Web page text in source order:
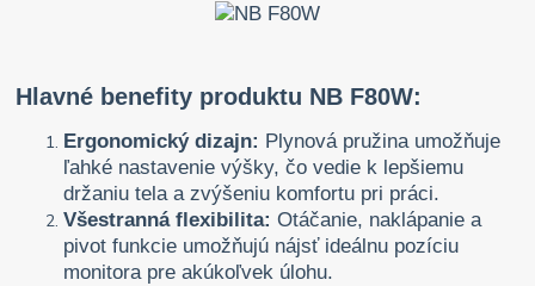
Hlavné benefity produktu NB F80W:
Ergonomický dizajn: Plynová pružina umožňuje
ľahké nastavenie výšky, čo vedie k lepšiemu
držaniu tela a zvýšeniu komfortu pri práci.
Všestranná flexibilita:Otáčanie, naklápanie a
pivot funkcie umožňujú nájsť ideálnu pozíciu
monitora pre akúkoľvek úlohu.